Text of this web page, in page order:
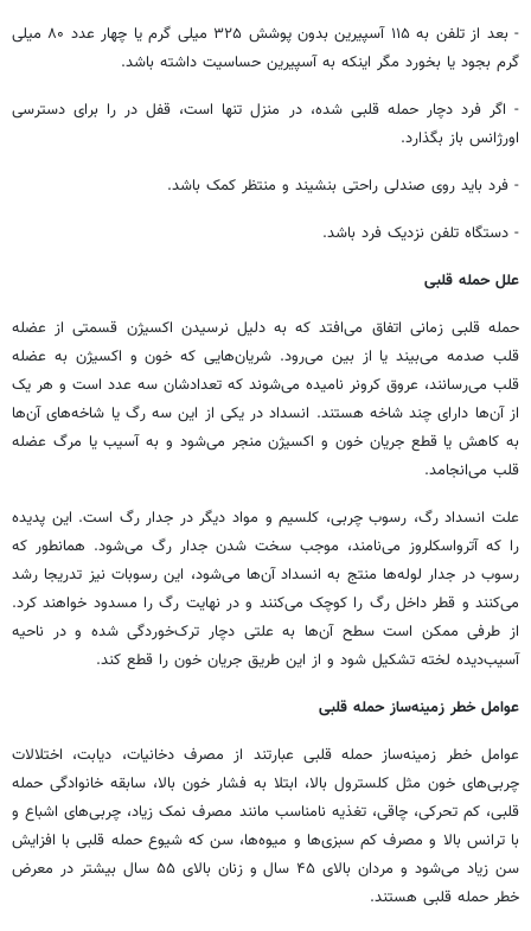
- بعد از تلفن به ۱۱۵ آسپیرین بدون پوشش ۳۲۵ میلی گرم یا چهار عدد ۸۰ میلی
گرم بجود یا بخورد مگر اینکه به آسپیرین حساسیت داشته باشد.
- اگر فرد دچار حمله قلبی شده، در منزل تنها است، قفل در را برای دسترسی
اورژانس باز بگذارد.
- فرد باید روی صندلی راحتی بنشیند و منتظر کمک باشد.
- دستگاه تلفن نزدیک فرد باشد.
علل حمله قلبی
حمله قلبی زمانی اتفاق می‌افتد که به دلیل نرسیدن اکسیژن قسمتی از عضله
قلب صدمه می‌بیند یا از بین می‌رود. شریان‌هایی که خون و اکسیژن به عضله
قلب می‌رسانند، عروق کرونر نامیده می‌شوند که تعدادشان سه عدد است و هر یک
از آن‌ها دارای چند شاخه هستند. انسداد در یکی از این سه رگ یا شاخه‌های آن‌ها
به کاهش یا قطع جریان خون و اکسیژن منجر می‌شود و به آسیب یا مرگ عضله
قلب می‌انجامد.
علت انسداد رگ، رسوب چربی، کلسیم و مواد دیگر در جدار رگ است. این پدیده
را که آترواسکلروز می‌نامند، موجب سخت شدن جدار رگ می‌شود. همانطور که
رسوب در جدار لوله‌ها منتج به انسداد آن‌ها می‌شود، این رسوبات نیز تدریجا رشد
می‌کنند و قطر داخل رگ را کوچک می‌کنند و در نهایت رگ را مسدود خواهند کرد.
از طرفی ممکن است سطح آن‌ها به علتی دچار ترک‌خوردگی شده و در ناحیه
آسیب‌دیده لخته تشکیل شود و از این طریق جریان خون را قطع کند.
عوامل خطر زمینه‌ساز حمله قلبی
عوامل خطر زمینه‌ساز حمله قلبی عبارتند از مصرف دخانیات، دیابت، اختلالات
چربی‌های خون مثل کلسترول بالا، ابتلا به فشار خون بالا، سابقه خانوادگی حمله
قلبی، کم تحرکی، چاقی، تغذیه نامناسب مانند مصرف نمک زیاد، چربی‌های اشباع و
با ترانس بالا و مصرف کم سبزی‌ها و میوه‌ها، سن که شیوع حمله قلبی با افزایش
سن زیاد می‌شود و مردان بالای ۴۵ سال و زنان بالای ۵۵ سال بیشتر در معرض
خطر حمله قلبی هستند.